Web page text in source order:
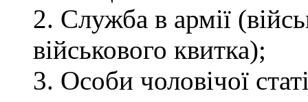
2. Служба в армії
військового квитка);
3. Особи чоловічої